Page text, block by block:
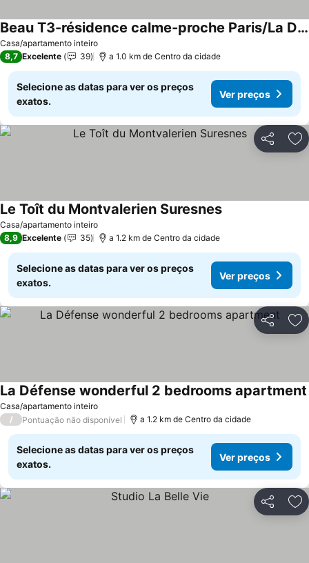
Casa/apartamento inteiro
Beau T3-résidence calme-proche Paris/La Défense
Ver preços
8,7 Excelente 39 a 1.0 km de Centro da cidade
Selecione as datas para ver os preços
exatos.
Ver preços
Partilhar
Casa/apartamento inteiro
Le Toît du Montvalerien SuresnesVer preços
8,9 Excelente 35 a 1.2 km de Centro da cidade
Selecione as datas para ver os preços
exatos.
Ver preços
Partilhar
Casa/apartamento inteiro
La Défense wonderful 2 bedrooms apartment
/ Pontuação não disponível a 1.2 km de Centro da cidade
Selecione as datas para ver os preços
exatos.
Ver preços
Partilhar